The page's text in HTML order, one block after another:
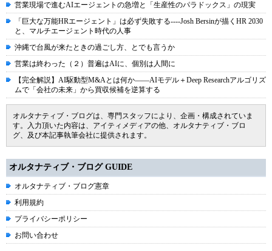
営業現場で進むAIエージェントの急増と「生産性のパラドックス」の現実
「巨大な万能HRエージェント」は必ず失敗する----Josh Bersinが描くHR 2030
と、マルチエージェント時代の人事
沖縄で台風が来たときの過ごし方、とでも言うか
営業は終わった（２）普遍はAIに、個別は人間に
【完全解説】AI駆動型M&Aとは何か――AIモデル＋Deep Researchアルゴリズ
ムで「会社の未来」から買収候補を逆算する
オルタナティブ・ブログは、専門スタッフにより、企画・構成されていま
す。入力頂いた内容は、アイティメディアの他、オルタナティブ・ブロ
グ、及び本記事執筆会社に提供されます。
オルタナティブ・ブログ GUIDE
オルタナティブ・ブログ憲章
利用規約
プライバシーポリシー
お問い合わせ